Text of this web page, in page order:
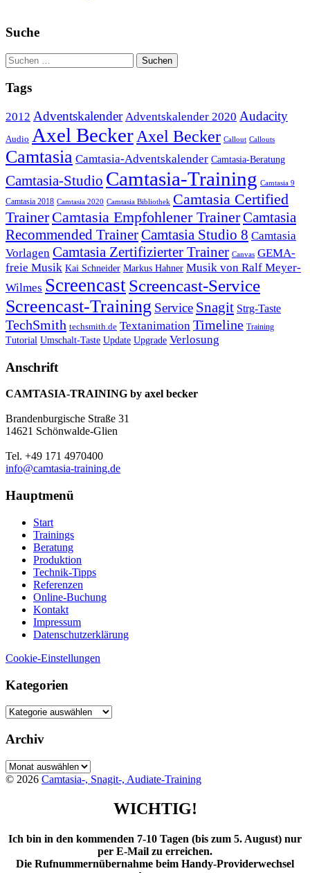
Suche
Tags
2012 Adventskalender Adventskalender 2020 Audacity
Audio Axel Becker Axel Becker Callout Callouts
Camtasia Camtasia-Adventskalender Camtasia-Beratung
Camtasia-Studio Camtasia-Training Camtasia 9
Camtasia 2018 Camtasia 2020 Camtasia Bibliothek Camtasia Certified
Trainer Camtasia Empfohlener TrainerCamtasia
Recommended TrainerCamtasia Studio 8 Camtasia
Vorlagen Camtasia Zertifizierter Trainer Canvas GEMA-
freie Musik Kai Schneider Markus Hahner Musik von Ralf Meyer-
Wilmes ScreencastScreencast-Service
Screencast-Training Service Snagit Strg-Taste
TechSmith techsmith.de Textanimation Timeline Training
Tutorial Umschalt-Taste Update Upgrade Verlosung
Anschrift
CAMTASIA-TRAINING by axel becker
Brandenburgische Straße 31
14621 Schönwalde-Glien
Tel. +49 171 4970400
info@camtasia-training.de
Hauptmenü
Start
Trainings
Beratung
Produktion
Technik-Tipps
Referenzen
Online-Buchung
Kontakt
Impressum
Datenschutzerklärung
Cookie-Einstellungen
Kategorien
Kategorien
Archiv
Archiv
© 2026 Camtasia-, Snagit-, Audiate-Training
WICHTIG!
Ich bin in den kommenden 7-10 Tagen (bis zum 5. August) nur
per E-Mail zu erreichen.
Die Rufnummernübernahme beim Handy-Providerwechsel